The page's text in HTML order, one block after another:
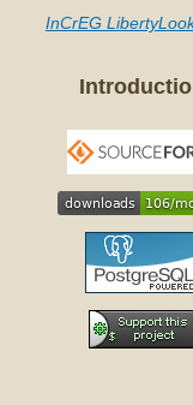
InCrEG